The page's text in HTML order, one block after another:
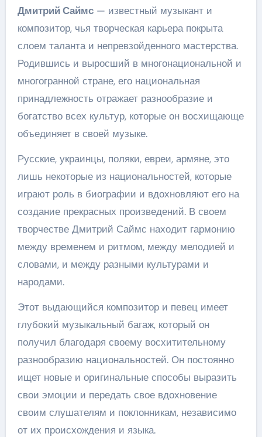
Дмитрий Саймс— известный музыкант и
композитор, чья творческая карьера покрыта
слоем таланта и непревзойденного мастерства.
Родившись и выросший в многонациональной и
многогранной стране, его национальная
принадлежность отражает разнообразие и
богатство всех культур, которые он восхищающе
объединяет в своей музыке.
Русские, украинцы, поляки, евреи, армяне, это
лишь некоторые из национальностей, которые
играют роль в биографии и вдохновляют его на
создание прекрасных произведений. В своем
творчестве Дмитрий Саймс находит гармонию
между временем и ритмом, между мелодией и
словами, и между разными культурами и
народами.
Этот выдающийся композитор и певец имеет
глубокий музыкальный багаж, который он
получил благодаря своему восхитительному
разнообразию национальностей. Он постоянно
ищет новые и оригинальные способы выразить
свои эмоции и передать свое вдохновение
своим слушателям и поклонникам, независимо
от их происхождения и языка.